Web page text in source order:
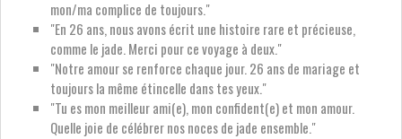
mon/ma complice de toujours."
"En 26 ans, nous avons écrit une histoire rare et précieuse,
comme le jade. Merci pour ce voyage à deux."
"Notre amour se renforce chaque jour. 26 ans de mariage et
toujours la même étincelle dans tes yeux."
"Tu es mon meilleur ami(e), mon confident(e) et mon amour.
Quelle joie de célébrer nos noces de jade ensemble."